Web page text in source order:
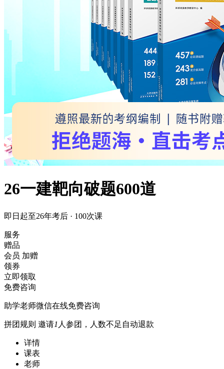
26一建靶向破题600道
即日起至26年考后 · 100次课
服务
赠品
会员 加赠
领券
立即领取
免费咨询
助学老师微信在线免费咨询
拼团规则 邀请1 人参团，人数不足自动退款
详情
课表
老师